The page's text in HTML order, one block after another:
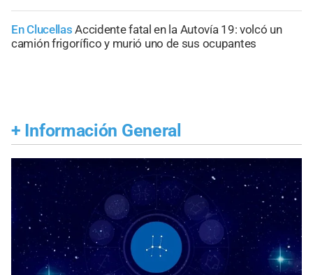
En Clucellas Accidente fatal en la Autovía 19: volcó un
camión frigorífico y murió uno de sus ocupantes
+ Información General